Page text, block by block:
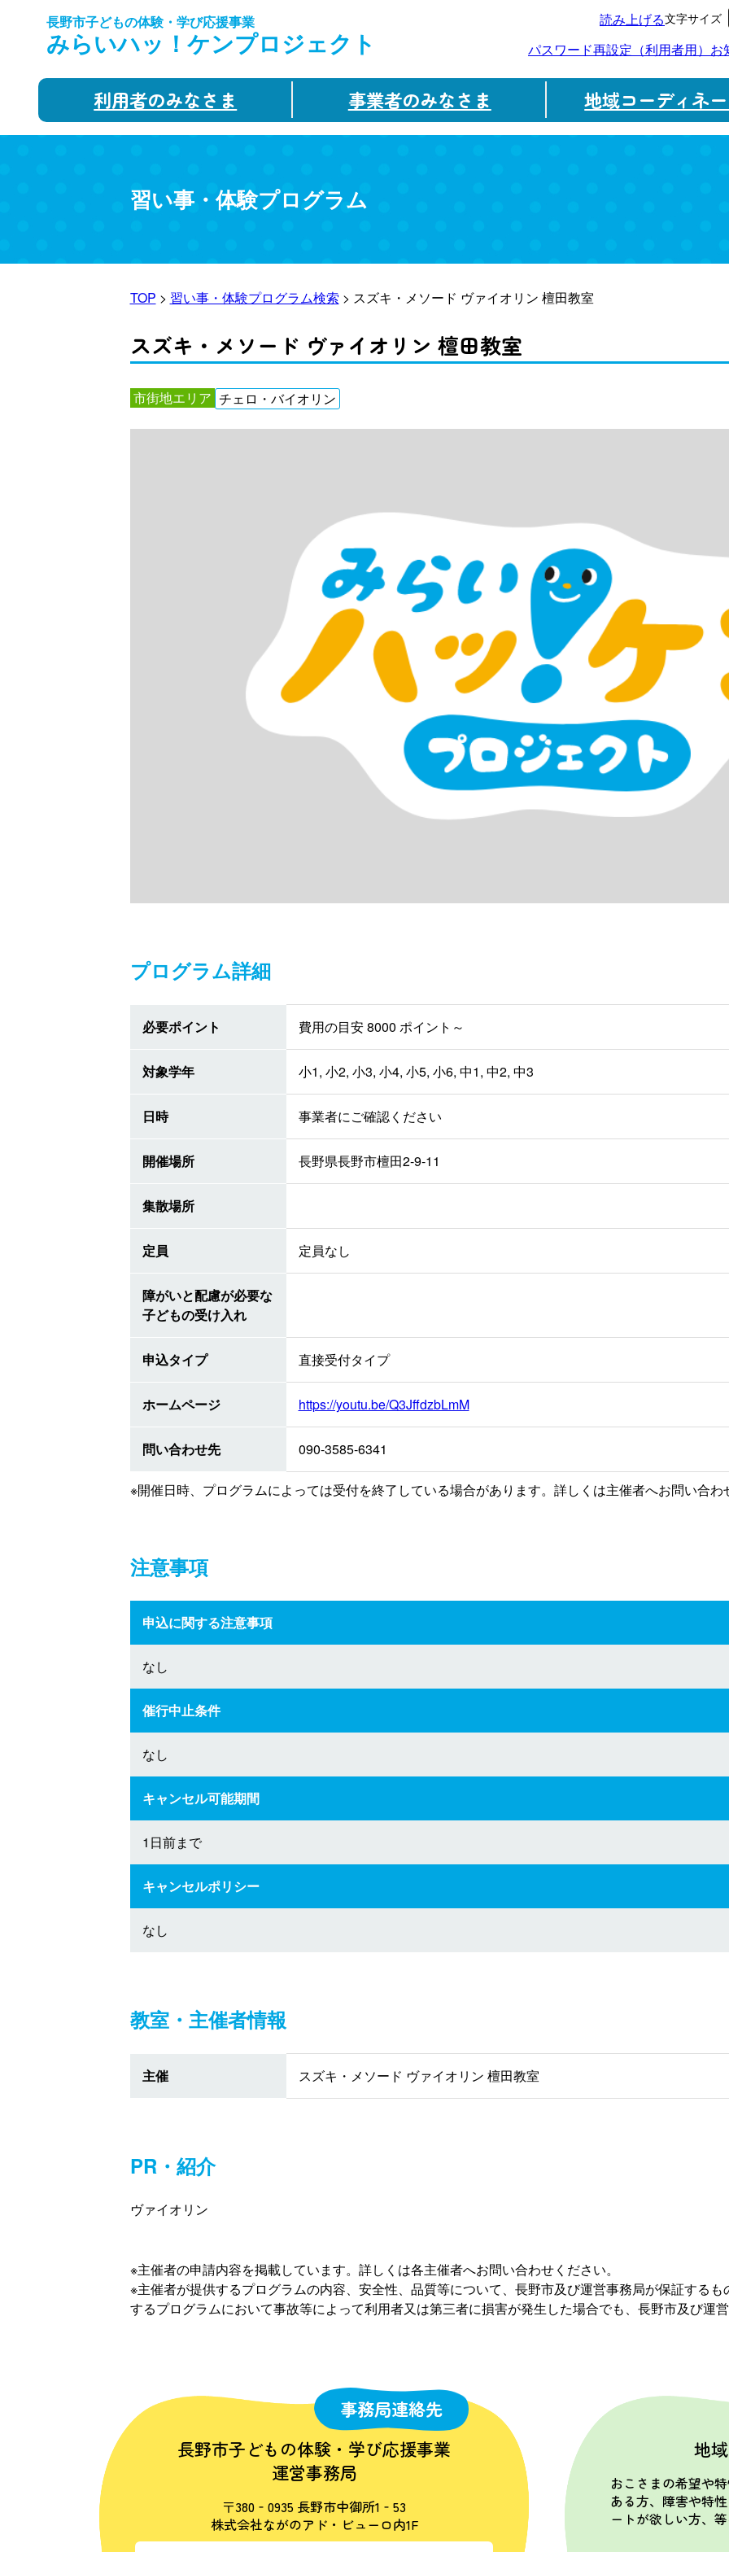
長野市子どもの体験・学び応援事業
みらいハッ！ケンプロジェクト
読み上げる文字サイズ
パスワード再設定（利用者用） お
利用者のみなさま 事業者のみなさま 地域コーディネ
習い事・体験プログラム
TOP > 習い事・体験プログラム検索 > スズキ・メソード ヴァイオリン 檀田教室
スズキ・メソード ヴァイオリン 檀田教室
市街地エリア チェロ・バイオリン
プログラム詳細
必要ポイント 費用の目安 8000 ポイント～
対象学年 小1, 小2, 小3, 小4, 小5, 小6, 中1, 中2, 中3
日時 事業者にご確認ください
開催場所 長野県長野市檀田2-9-11
集散場所
定員 定員なし
障がいと配慮が必要な
子どもの受け入れ
申込タイプ 直接受付タイプ
ホームページ https://youtu.be/Q3JffdzbLmM
問い合わせ先 090-3585-6341
※開催日時、プログラムによっては受付を終了している場合があります。詳しくは主催者へお問い合わ
注意事項
申込に関する注意事項
なし
催行中止条件
なし
キャンセル可能期間
1日前まで
キャンセルポリシー
なし
教室・主催者情報
主催 スズキ・メソード ヴァイオリン 檀田教室
PR・紹介
ヴァイオリン
※主催者の申請内容を掲載しています。詳しくは各主催者へお問い合わせください。
※主催者が提供するプログラムの内容、安全性、品質等について、長野市及び運営事務局が保証する
するプログラムにおいて事故等によって利用者又は第三者に損害が発生した場合でも、長野市及び運
事務局連絡先
長野市子どもの体験・学び応援事業
運営事務局
〒380‐0935 長野市中御所1‐53
株式会社ながのアド・ビューロ内1F
地
おこさまの希望や
ある方、障害や特
ートが欲しい方、